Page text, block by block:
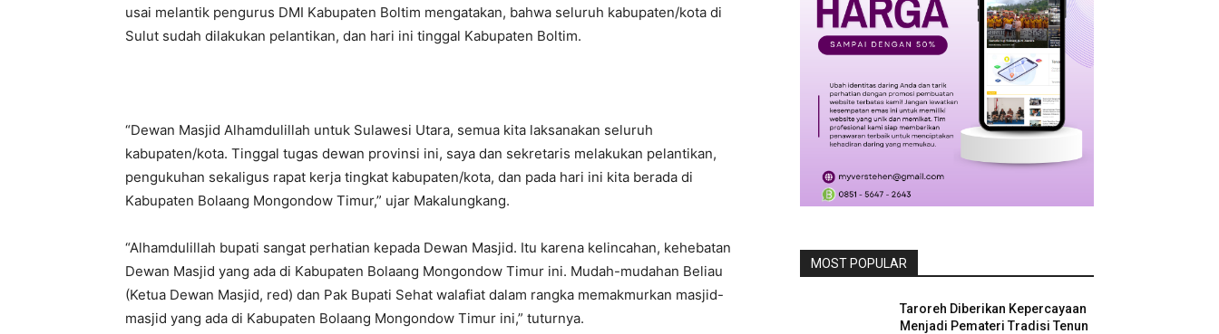
usai melantik pengurus DMI Kabupaten Boltim mengatakan, bahwa seluruh kabupaten/kota di
Sulut sudah dilakukan pelantikan, dan hari ini tinggal Kabupaten Boltim.
“Dewan Masjid Alhamdulillah untuk Sulawesi Utara, semua kita laksanakan seluruh
kabupaten/kota. Tinggal tugas dewan provinsi ini, saya dan sekretaris melakukan pelantikan,
pengukuhan sekaligus rapat kerja tingkat kabupaten/kota, dan pada hari ini kita berada di
Kabupaten Bolaang Mongondow Timur,” ujar Makalungkang.
“Alhamdulillah bupati sangat perhatian kepada Dewan Masjid. Itu karena kelincahan, kehebatan
Dewan Masjid yang ada di Kabupaten Bolaang Mongondow Timur ini. Mudah-mudahan Beliau
(Ketua Dewan Masjid, red) dan Pak Bupati Sehat walafiat dalam rangka memakmurkan masjid-
masjid yang ada di Kabupaten Bolaang Mongondow Timur ini,” tuturnya.
MOST POPULAR
Taroreh Diberikan Kepercayaan
Menjadi Pemateri Tradisi Tenun